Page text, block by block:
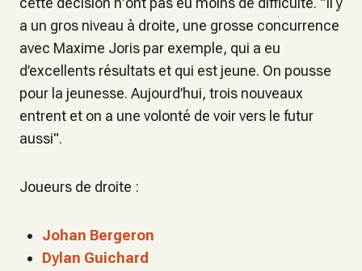
a un gros niveau à droite, une grosse concurrence
avec Maxime Joris par exemple, qui a eu
d’excellents résultats et qui est jeune. On pousse
pour la jeunesse. Aujourd’hui, trois nouveaux
entrent et on a une volonté de voir vers le futur
aussi".
Joueurs de droite :
Johan Bergeron
Dylan Guichard